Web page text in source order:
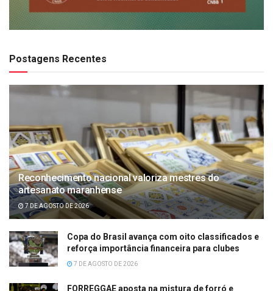
Postagens Recentes
Reconhecimento nacional valoriza mestres do
artesanato maranhense
7 DE AGOSTO DE 2026
Copa do Brasil avança com oito classificados e
reforça importância financeira para clubes
7 DE AGOSTO DE 2026
FORREGGAE aposta na mistura de forró e